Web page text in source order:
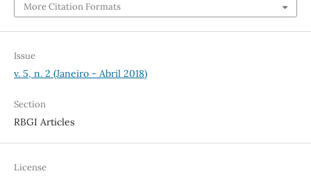
More Citation Formats
Issue
v. 5, n. 2 (Janeiro - Abril 2018)
Section
RBGI Articles
License